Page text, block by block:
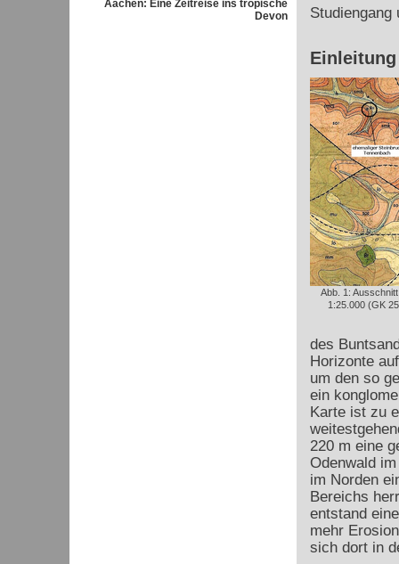
Aachen: Eine Zeitreise ins tropische
Devon
Einleitung
Abb. 1:
1:25.000 (GK
des
Horizonte
um den so
ein
Karte ist zu
220 m eine
Odenwald
im Norden
Bereichs
entstand
mehr
sich dort in